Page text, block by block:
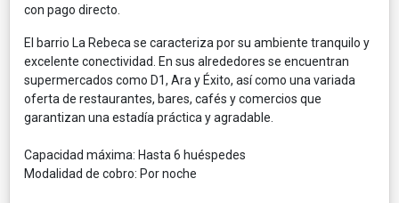
con pago directo.
El barrio La Rebeca se caracteriza por su ambiente tranquilo y
excelente conectividad. En sus alrededores se encuentran
supermercados como D1, Ara y Éxito, así como una variada
oferta de restaurantes, bares, cafés y comercios que
garantizan una estadía práctica y agradable.
Capacidad máxima: Hasta 6 huéspedes
Modalidad de cobro: Por noche